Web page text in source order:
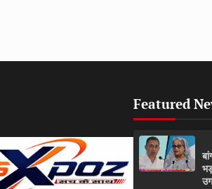
Featured